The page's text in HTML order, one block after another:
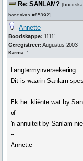
Re: SANLAM? [
boodskap #85892]
Annette
Boodskappe: 11111
Geregistreer: Augustus 2003
Karma: 1
Langtermynversekering.
Dit is waarin Sanlam
Ek het kliënte wat by
of
'n annuiteit by Sanlam
--
Annette